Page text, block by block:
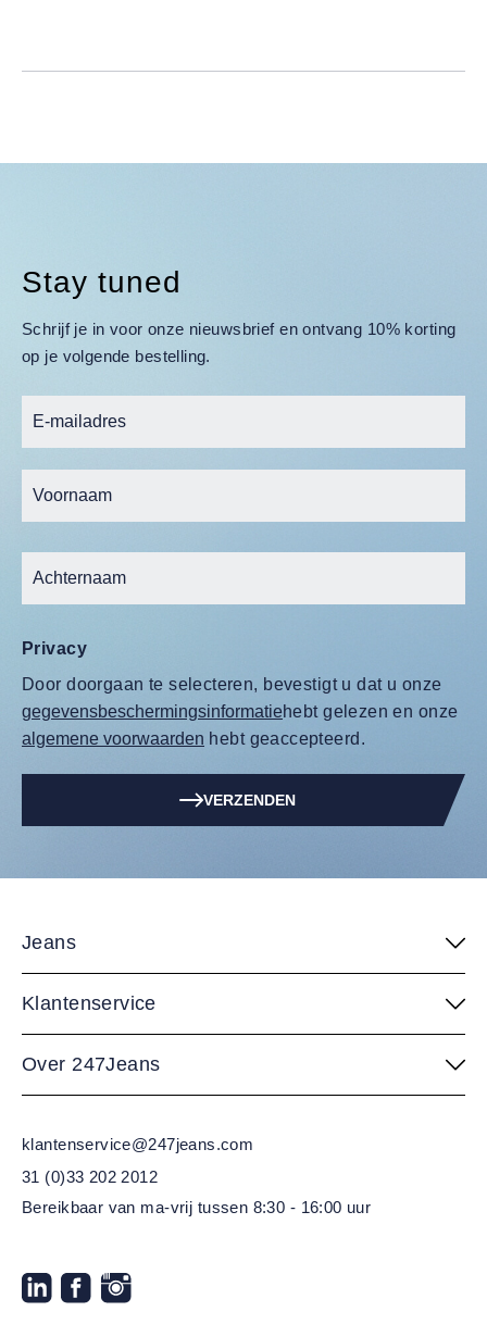
Stay tuned
Schrijf je in voor onze nieuwsbrief en ontvang 10% korting
op je volgende bestelling.
Privacy
Door doorgaan te selecteren, bevestigt u dat u onze
gegevensbeschermingsinformatiehebt gelezen en onze
algemene voorwaarden hebt geaccepteerd.
VERZENDEN
Jeans
Klantenservice
Over 247Jeans
klantenservice@247jeans.com
31 (0)33 202 2012
Bereikbaar van ma-vrij tussen 8:30 - 16:00 uur